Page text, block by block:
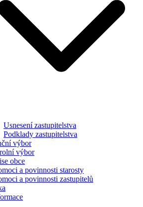
Usnesení zastupitelstva
Podklady zastupitelstva
výbor
výbor
obce
a povinnosti starosty
a povinnosti zastupitelů